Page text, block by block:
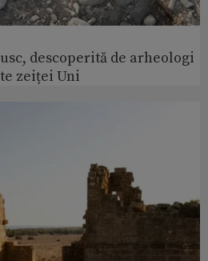
descoperită de arheologi
zeiței Uni